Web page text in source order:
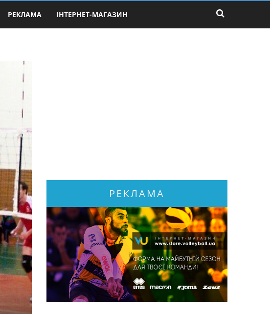
РЕКЛАМА ІНТЕРНЕТ-МАГАЗИН
РЕКЛАМА